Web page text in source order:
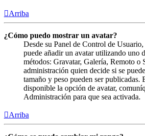
Arriba
¿Cómo puedo mostrar un avatar?
Desde su Panel de Control de
puede añadir un avatar utilizando uno
métodos: Gravatar, Galería, Remoto o
administración quien decide si se
tamaño y peso pueden ser publicadas.
disponible la opción de avatar,
Administración para que sea activada.
Arriba